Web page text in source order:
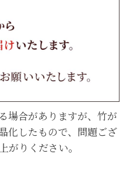
場合がありますが、竹が
化したもので、問題ござ
がりください。